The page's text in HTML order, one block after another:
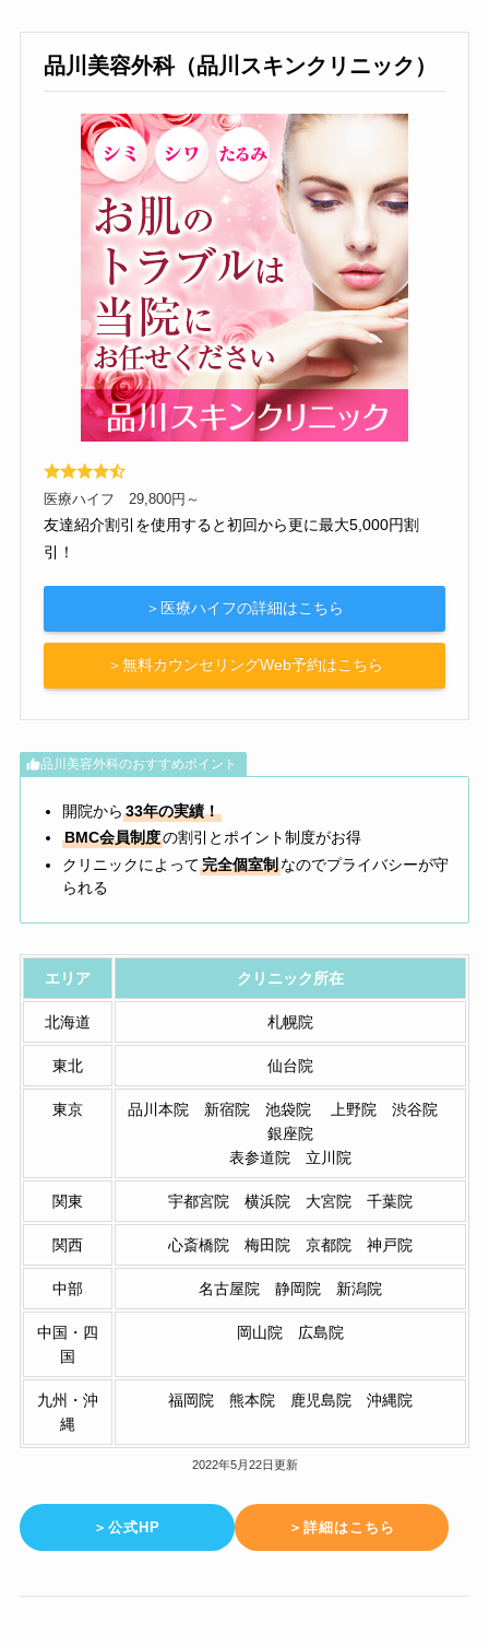
品川美容外科（品川スキンクリニック）
医療ハイフ 29,800円～
友達紹介割引を使用すると初回から更に最大5,000円割
引！
＞医療ハイフの詳細はこちら
＞無料カウンセリングWeb予約はこちら
品川美容外科のおすすめポイント
開院から33年の実績！
BMC会員制度の割引とポイント制度がお得
クリニックによって完全個室制なのでプライバシーが守
られる
エリア クリニック所在
北海道 札幌院
東北 仙台院
東京
品川本院 新宿院 池袋院 上野院 渋谷院
銀座院
表参道院 立川院
関東 宇都宮院 横浜院 大宮院 千葉院
関西 心斎橋院 梅田院 京都院 神戸院
中部 名古屋院 静岡院 新潟院
中国・四
国
岡山院 広島院
九州・沖
縄
福岡院 熊本院 鹿児島院 沖縄院
2022年5月22日更新
＞公式HP ＞詳細はこちら